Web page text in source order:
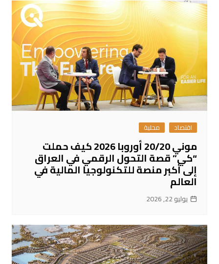
اقتصاد محلية
موني 20/20 أوروبا 2026 كيف حملت
“كي” قصة التحول الرقمي في العراق
إلى أكبر منصة للتكنولوجيا المالية في
العالم
يوليو 22, 2026